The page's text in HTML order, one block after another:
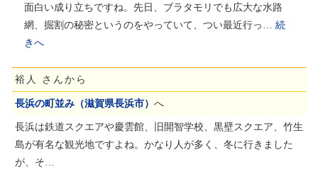
面白い成り立ちですね。先日、ブラタモリでも広大な水路
網、掘割の秘密というのをやっていて、つい最近行っ… 続
きへ
裕人 さんから
長浜の町並み（滋賀県長浜市） へ
長浜は鉄道スクエアや慶雲館、旧開智学校、黒壁スクエア、竹生
島が有名な観光地ですよね。かなり人が多く、冬に行きました
が、そ…